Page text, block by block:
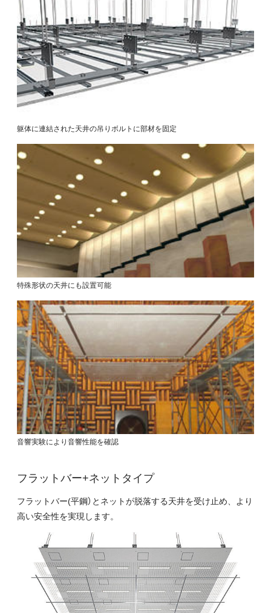
躯体に連結された天井の吊りボルトに部材を固定
特殊形状の天井にも設置可能
音響実験により音響性能を確認
フラットバー+ネットタイプ
フラットバー(平鋼）とネットが脱落する天井を受け止め、より
高い安全性を実現します。